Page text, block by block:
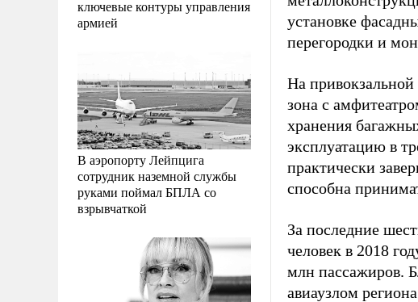
ключевые контуры управления
армией
В аэропорту Лейпцига
сотрудник наземной службы
руками поймал БПЛА со
взрывчаткой
установке
перегородки и
На привокзальной
зона с
хранения
эксплуатацию в
практически
способна
За последние
человек в 2018
млн пассажиров.
авиаузлом